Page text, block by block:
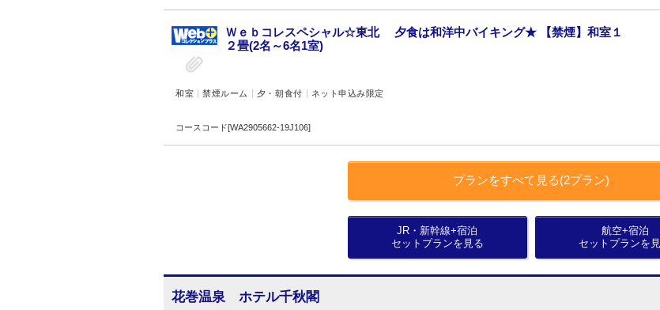
Ｗｅｂコレスペシャル☆東北 夕食は和洋中バイキング★ 【禁煙】和室１
２畳(2名～6名1室)
和室 禁煙ルーム 夕・朝食付 ネット申込み限定
コースコード[WA2905662-19J106]
プランをすべて見る(2プラン)
JR・新幹線+宿泊
セットプランを見る
航空+宿泊
セットプランを
花巻温泉 ホテル千秋閣